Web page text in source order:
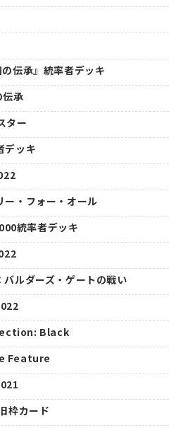
の伝承』統率者デッキ
伝承
ター
デッキ
ー・フォー・オール
統率者デッキ
バルダーズ・ゲートの戦い
Black
Feature
枠カード